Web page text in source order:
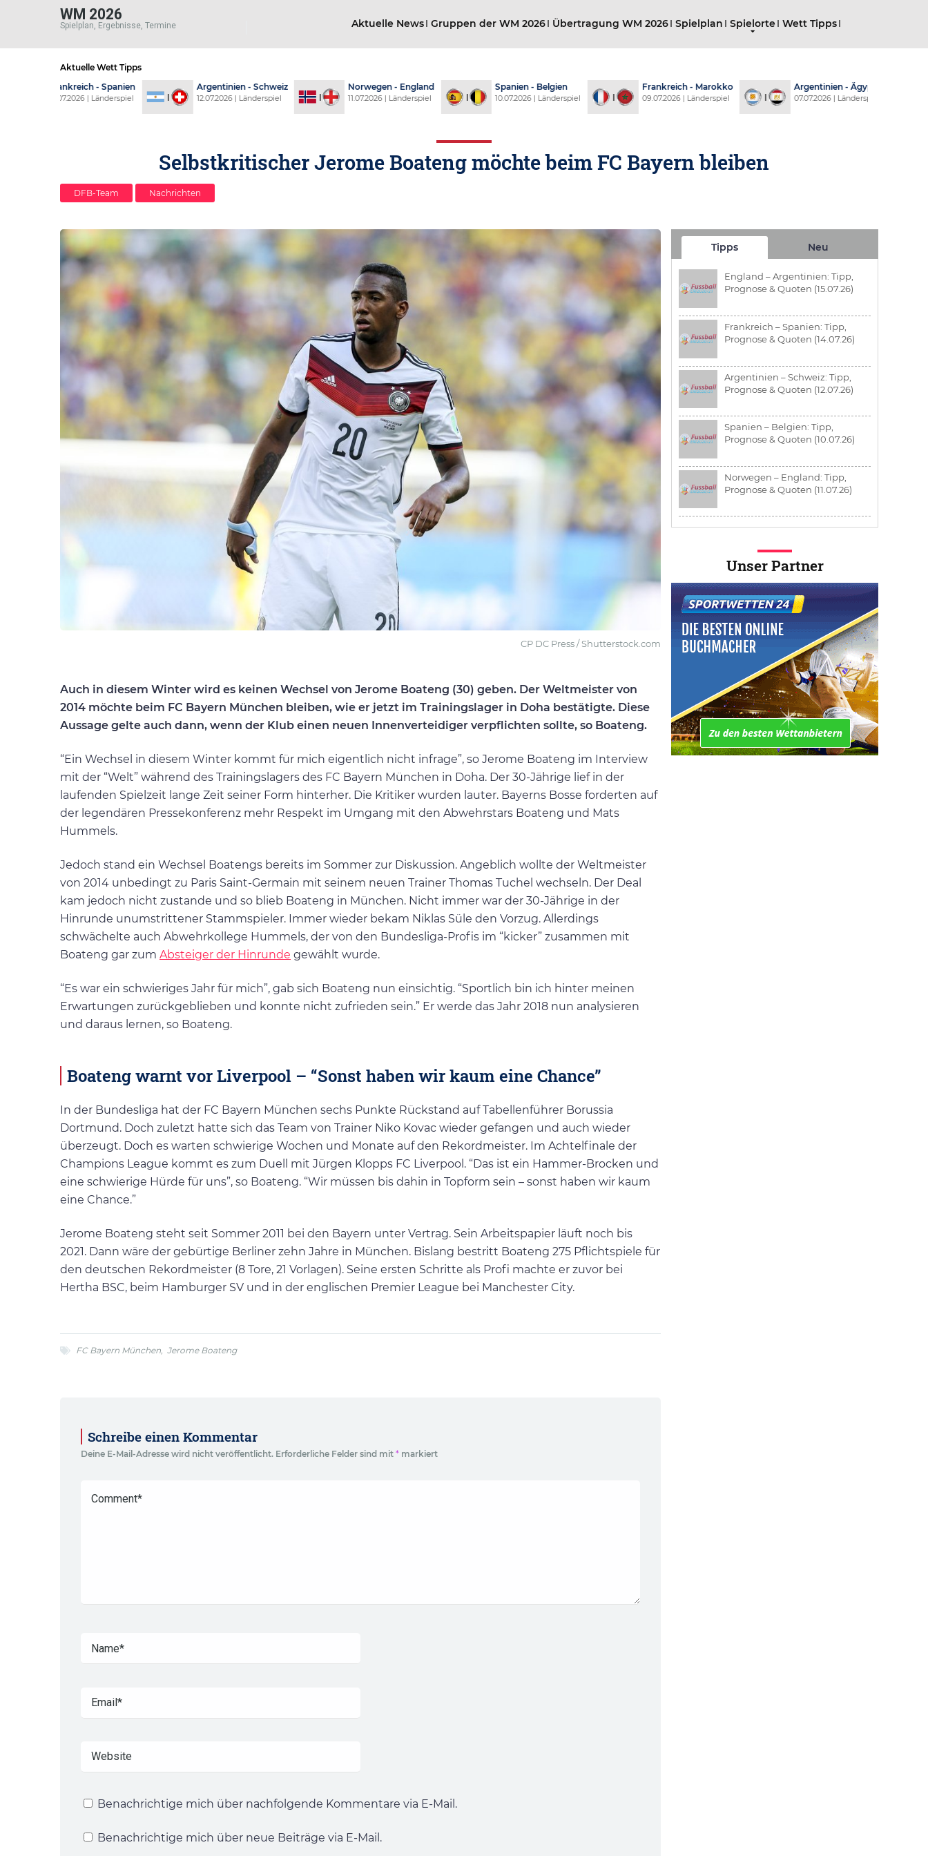
WM 2026
Spielplan, Ergebnisse, Termine Aktuelle News Gruppen der WM 2026 Übertragung WM 2026 Spielplan Spielorte Wett Tipps
Aktuelle Wett Tipps
Argentinien - Schweiz
12.07.2026 | Länderspiel
Norwegen - England
11.07.2026 | Länderspiel
Spanien - Belgien
10.07.2026 | Länderspiel
Frankreich - Marokko
09.07.2026 | Länderspiel
Argentinien - Ägypten
07.07.2026 | Länderspiel
USA - Belgien
07.07.2026 |
Selbstkritischer Jerome Boateng möchte beim FC Bayern bleiben
DFB-Team Nachrichten
CP DC Press / Shutterstock.com
Auch in diesem Winter wird es keinen Wechsel von Jerome Boateng (30) geben. Der Weltmeister von
2014 möchte beim FC Bayern München bleiben, wie er jetzt im Trainingslager in Doha bestätigte. Diese
Aussage gelte auch dann, wenn der Klub einen neuen Innenverteidiger verpflichten sollte, so Boateng.
“Ein Wechsel in diesem Winter kommt für mich eigentlich nicht infrage”, so Jerome Boateng im Interview
mit der “Welt” während des Trainingslagers des FC Bayern München in Doha. Der 30-Jährige lief in der
laufenden Spielzeit lange Zeit seiner Form hinterher. Die Kritiker wurden lauter. Bayerns Bosse forderten auf
der legendären Pressekonferenz mehr Respekt im Umgang mit den Abwehrstars Boateng und Mats
Hummels.
Jedoch stand ein Wechsel Boatengs bereits im Sommer zur Diskussion. Angeblich wollte der Weltmeister
von 2014 unbedingt zu Paris Saint-Germain mit seinem neuen Trainer Thomas Tuchel wechseln. Der Deal
kam jedoch nicht zustande und so blieb Boateng in München. Nicht immer war der 30-Jährige in der
Hinrunde unumstrittener Stammspieler. Immer wieder bekam Niklas Süle den Vorzug. Allerdings
schwächelte auch Abwehrkollege Hummels, der von den Bundesliga-Profis im “kicker” zusammen mit
Boateng gar zum Absteiger der Hinrunde gewählt wurde.
“Es war ein schwieriges Jahr für mich”, gab sich Boateng nun einsichtig. “Sportlich bin ich hinter meinen
Erwartungen zurückgeblieben und konnte nicht zufrieden sein.” Er werde das Jahr 2018 nun analysieren
und daraus lernen, so Boateng.
Boateng warnt vor Liverpool – “Sonst haben wir kaum eine Chance”
In der Bundesliga hat der FC Bayern München sechs Punkte Rückstand auf Tabellenführer Borussia
Dortmund. Doch zuletzt hatte sich das Team von Trainer Niko Kovac wieder gefangen und auch wieder
überzeugt. Doch es warten schwierige Wochen und Monate auf den Rekordmeister. Im Achtelfinale der
Champions League kommt es zum Duell mit Jürgen Klopps FC Liverpool. “Das ist ein Hammer-Brocken und
eine schwierige Hürde für uns”, so Boateng. “Wir müssen bis dahin in Topform sein – sonst haben wir kaum
eine Chance.”
Jerome Boateng steht seit Sommer 2011 bei den Bayern unter Vertrag. Sein Arbeitspapier läuft noch bis
2021. Dann wäre der gebürtige Berliner zehn Jahre in München. Bislang bestritt Boateng 275 Pflichtspiele für
den deutschen Rekordmeister (8 Tore, 21 Vorlagen). Seine ersten Schritte als Profi machte er zuvor bei
Hertha BSC, beim Hamburger SV und in der englischen Premier League bei Manchester City.
FC Bayern München, Jerome Boateng
Schreibe einen Kommentar
Deine E-Mail-Adresse wird nicht veröffentlicht. Erforderliche Felder sind mit * markiert
Benachrichtige mich über nachfolgende Kommentare via E-Mail.
Benachrichtige mich über neue Beiträge via E-Mail.
Tipps Neu
England – Argentinien: Tipp,
Prognose & Quoten (15.07.26)
Frankreich – Spanien: Tipp,
Prognose & Quoten (14.07.26)
Argentinien – Schweiz: Tipp,
Prognose & Quoten (12.07.26)
Spanien – Belgien: Tipp,
Prognose & Quoten (10.07.26)
Norwegen – England: Tipp,
Prognose & Quoten (11.07.26)
Unser Partner